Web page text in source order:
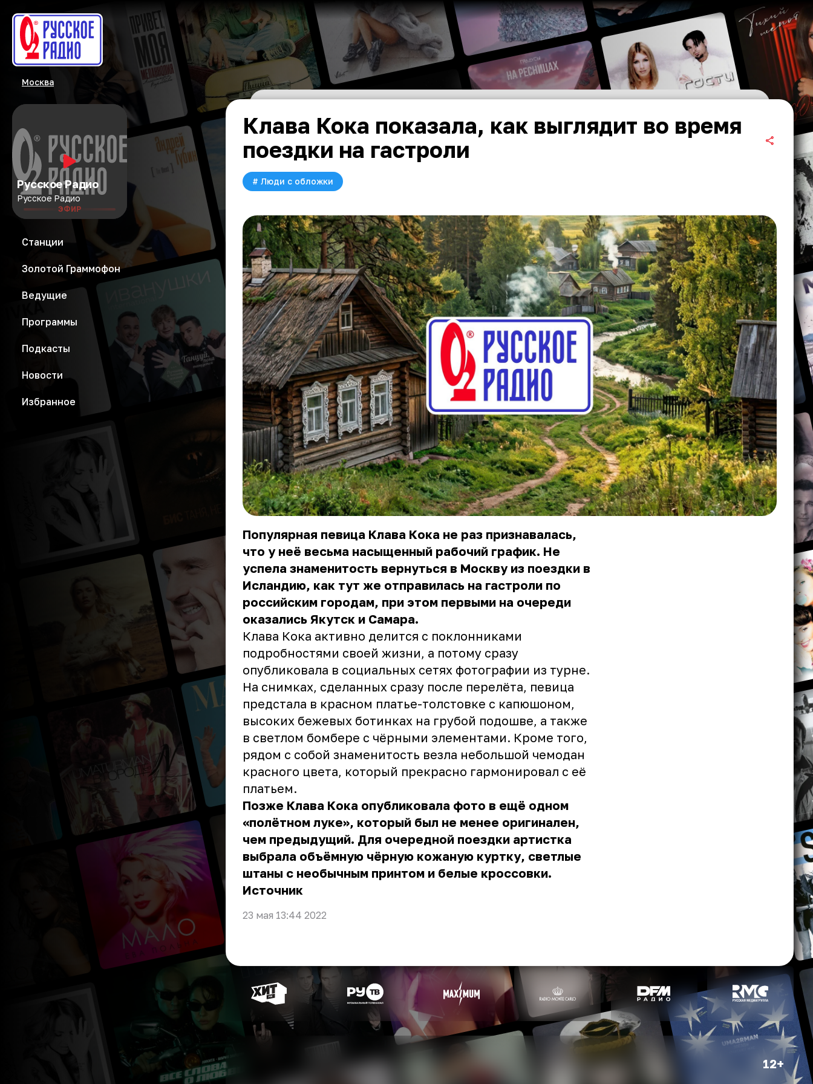
Москва
Русское Радио
Русское Радио
ЭФИР
Станции
Золотой Граммофон
Ведущие
Программы
Подкасты
Новости
Избранное
Клава Кока показала, как выглядит во время
поездки на гастроли
# Люди с обложки
Популярная певица Клава Кока не раз признавалась,
что у неё весьма насыщенный рабочий график. Не
успела знаменитость вернуться в Москву из поездки в
Исландию, как тут же отправилась на гастроли по
российским городам, при этом первыми на очереди
оказались Якутск и Самара.
Клава Кока активно делится с поклонниками
подробностями своей жизни, а потому сразу
опубликовала в социальных сетях фотографии из турне.
На снимках, сделанных сразу после перелёта, певица
предстала в красном платье-толстовке с капюшоном,
высоких бежевых ботинках на грубой подошве, а также
в светлом бомбере с чёрными элементами. Кроме того,
рядом с собой знаменитость везла небольшой чемодан
красного цвета, который прекрасно гармонировал с её
платьем.
Позже Клава Кока опубликовала фото в ещё одном
«полётном луке», который был не менее оригинален,
чем предыдущий. Для очередной поездки артистка
выбрала объёмную чёрную кожаную куртку, светлые
штаны с необычным принтом и белые кроссовки.
Источник
23 мая 13:44 2022
12+